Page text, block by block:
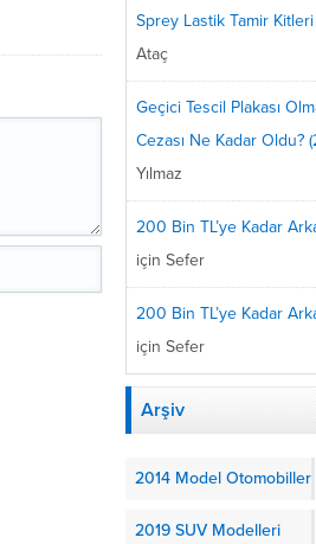
Sprey Lastik Tamir
Ataç
Geçici Tescil Plakası
Cezası Ne Kadar Oldu?
Yılmaz
200 Bin TL’ye Kadar
için Sefer
200 Bin TL’ye Kadar
için Sefer
Arşiv
2014 Model Otomobiller
2019 SUV Modelleri